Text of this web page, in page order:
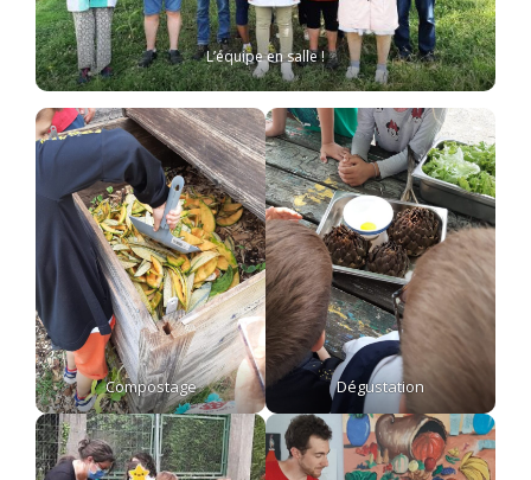
L’équipe en salle !
Compostage Dégustation